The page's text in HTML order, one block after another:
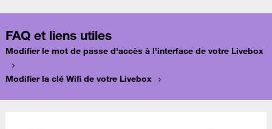
FAQ et liens utiles
Modifier le mot de passe d'accès à l'interface de votre Livebox
Modifier la clé Wifi de votre Livebox